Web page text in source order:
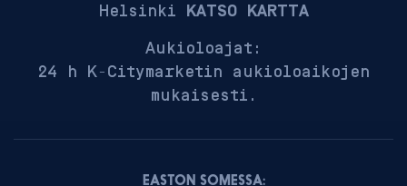
Helsinki KATSO KARTTA
Aukioloajat:
24 h K-Citymarketin aukioloaikojen
mukaisesti.
EASTON SOMESSA: